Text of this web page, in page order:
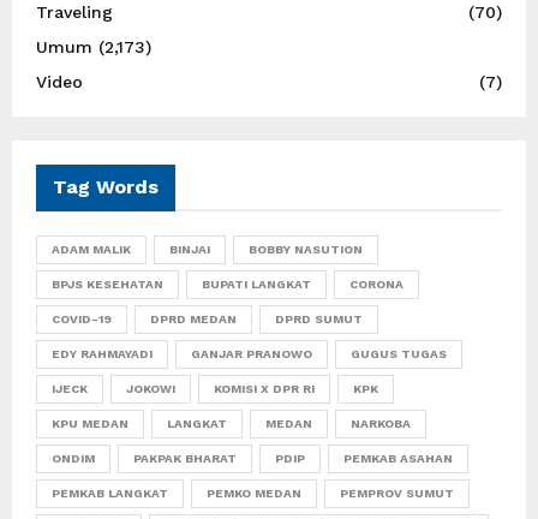
Traveling
(70)
Umum (2,173)
Video
(7)
Tag Words
ADAM MALIK BINJAI BOBBY NASUTION
BPJS KESEHATAN BUPATI LANGKAT CORONA
COVID-19 DPRD MEDAN DPRD SUMUT
EDY RAHMAYADI GANJAR PRANOWO GUGUS TUGAS
IJECK JOKOWI KOMISI X DPR RI KPK
KPU MEDAN LANGKAT MEDAN NARKOBA
ONDIM PAKPAK BHARAT PDIP PEMKAB ASAHAN
PEMKAB LANGKAT PEMKO MEDAN PEMPROV SUMUT